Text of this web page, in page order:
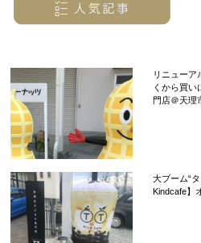
リニューア
くから買
門店＠天理
大ブーム“
Kindcafe】